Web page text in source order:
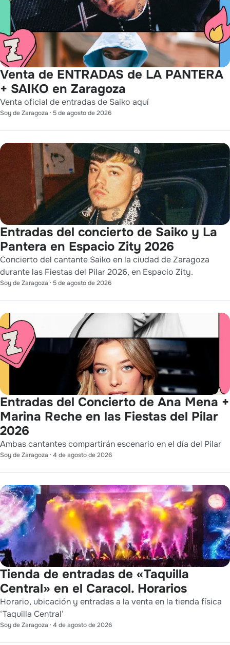
Venta de ENTRADAS de LA PANTERA
+ SAIKO en Zaragoza
Venta oficial de entradas de Saiko aquí
Soy de Zaragoza · 5 de agosto de 2026
Entradas del concierto de Saiko y La
Pantera en Espacio Zity 2026
Concierto del cantante Saiko en la ciudad de Zaragoza
durante las Fiestas del Pilar 2026, en Espacio Zity.
Soy de Zaragoza · 5 de agosto de 2026
Entradas del Concierto de Ana Mena +
Marina Reche en las Fiestas del Pilar
2026
Ambas cantantes compartirán escenario en el día del Pilar
Soy de Zaragoza · 4 de agosto de 2026
Tienda de entradas de «Taquilla
Central» en el Caracol. Horarios
Horario, ubicación y entradas a la venta en la tienda física
‘Taquilla Central’
Soy de Zaragoza · 4 de agosto de 2026